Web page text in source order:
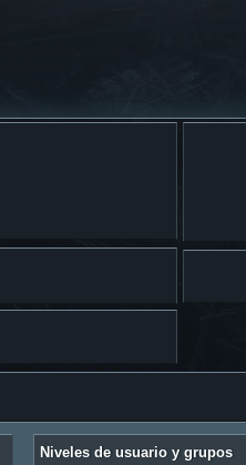
Niveles de usuario y grupos